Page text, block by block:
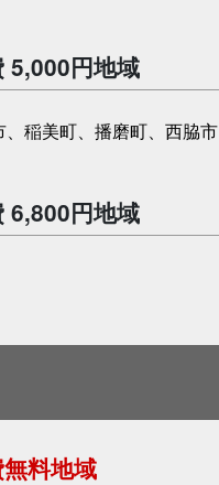
5,000円地域
稲美町、播磨町、西脇市
6,800円地域
料地域